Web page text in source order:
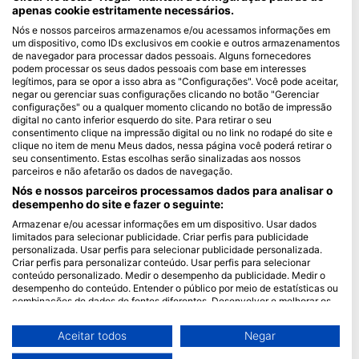
Blue Oceans
Perguntas frequentes
Política de Privacidade
Termos de utilização
Imprimir
Ser Membro
Torne-se um Parceiro
HEAD Watersports
SSI
LiveAboard.com
Mares
Aqualung
apenas cookie estritamente necessários.
Nós e nossos parceiros armazenamos e/ou acessamos informações em
um dispositivo, como IDs exclusivos em cookie e outros armazenamentos
de navegador para processar dados pessoais. Alguns fornecedores
podem processar os seus dados pessoais com base em interesses
legítimos, para se opor a isso abra as "Configurações". Você pode aceitar,
negar ou gerenciar suas configurações clicando no botão "Gerenciar
configurações" ou a qualquer momento clicando no botão de impressão
digital no canto inferior esquerdo do site. Para retirar o seu
consentimento clique na impressão digital ou no link no rodapé do site e
clique no item de menu Meus dados, nessa página você poderá retirar o
seu consentimento. Estas escolhas serão sinalizadas aos nossos
parceiros e não afetarão os dados de navegação.
Nós e nossos parceiros processamos dados para analisar o
desempenho do site e fazer o seguinte:
Armazenar e/ou acessar informações em um dispositivo. Usar dados
limitados para selecionar publicidade. Criar perfis para publicidade
personalizada. Usar perfis para selecionar publicidade personalizada.
Criar perfis para personalizar conteúdo. Usar perfis para selecionar
conteúdo personalizado. Medir o desempenho da publicidade. Medir o
desempenho do conteúdo. Entender o público por meio de estatísticas ou
combinações de dados de fontes diferentes. Desenvolver e melhorar os
Você pode encontrar mais informações sobre o uso de dados pelo Google
aqui: https://business.safety.google/privacy/
Aceitar todos Negar